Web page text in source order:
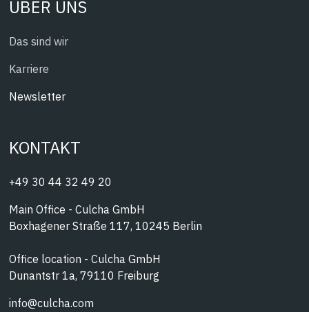
ÜBER UNS
Das sind wir
Karriere
Newsletter
KONTAKT
+49 30 44 32 49 20
Main Office - Culcha GmbH
Boxhagener Straße 117, 10245 Berlin
Office location - Culcha GmbH
Dunantstr 1a, 79110 Freiburg
info@culcha.com